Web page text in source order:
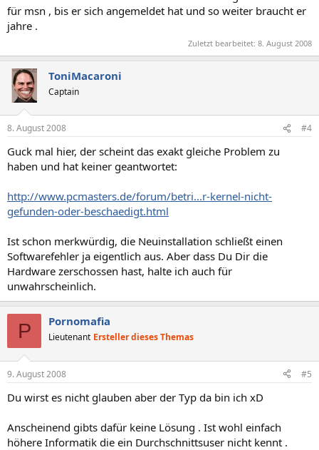
für msn , bis er sich angemeldet hat und so weiter braucht er
jahre .
Zuletzt bearbeitet: 8. August 2008
ToniMacaroni
Captain
8. August 2008 #4
Guck mal hier, der scheint das exakt gleiche Problem zu
haben und hat keiner geantwortet:
http://www.pcmasters.de/forum/betri...r-kernel-nicht-
gefunden-oder-beschaedigt.html
Ist schon merkwürdig, die Neuinstallation schließt einen
Softwarefehler ja eigentlich aus. Aber dass Du Dir die
Hardware zerschossen hast, halte ich auch für
unwahrscheinlich.
P Pornomafia
Lieutenant Ersteller dieses Themas
9. August 2008 #5
Du wirst es nicht glauben aber der Typ da bin ich xD
Anscheinend gibts dafür keine Lösung . Ist wohl einfach
höhere Informatik die ein Durchschnittsuser nicht kennt .